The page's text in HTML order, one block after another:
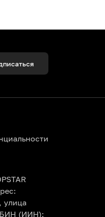
улица
(ИИН):